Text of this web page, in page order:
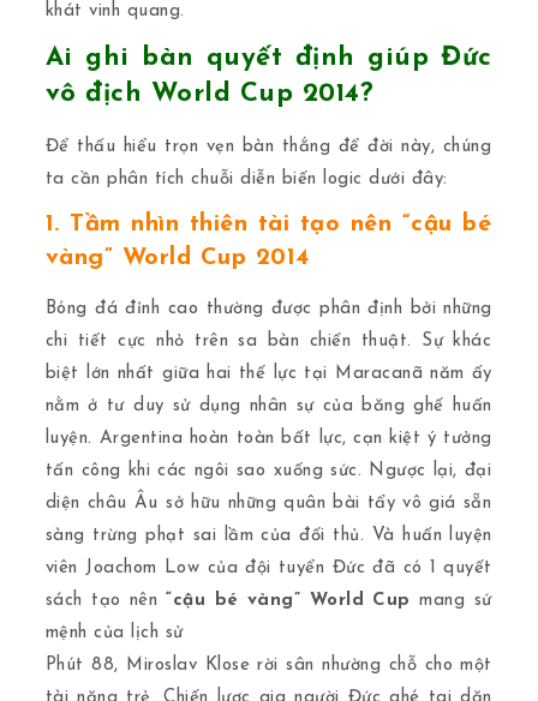
khát vinh quang.
Ai ghi bàn quyết định giúp Đức
vô địch World Cup 2014?
Để thấu hiểu trọn vẹn bàn thắng để đời này, chúng
ta cần phân tích chuỗi diễn biến logic dưới đây:
1. Tầm nhìn thiên tài tạo nên “cậu bé
vàng” World Cup 2014
Bóng đá đỉnh cao thường được phân định bởi những
chi tiết cực nhỏ trên sa bàn chiến thuật. Sự khác
biệt lớn nhất giữa hai thế lực tại Maracanã năm ấy
nằm ở tư duy sử dụng nhân sự của băng ghế huấn
luyện. Argentina hoàn toàn bất lực, cạn kiệt ý tưởng
tấn công khi các ngôi sao xuống sức. Ngược lại, đại
diện châu Âu sở hữu những quân bài tẩy vô giá sẵn
sàng trừng phạt sai lầm của đối thủ. Và huấn luyện
viên Joachom Low của đội tuyển Đức đã có 1 quyết
sách tạo nên
“cậu bé vàng” World Cup mang sứ
mệnh của lịch sử
Phút 88, Miroslav Klose rời sân nhường chỗ cho một